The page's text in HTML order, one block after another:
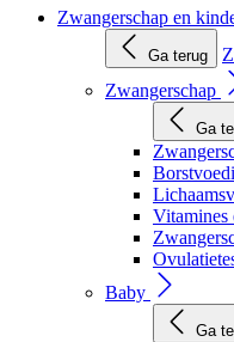
Zwangerschap en
Ga terug
Zwangerschap
Ga
Vitamines
Baby
Ga